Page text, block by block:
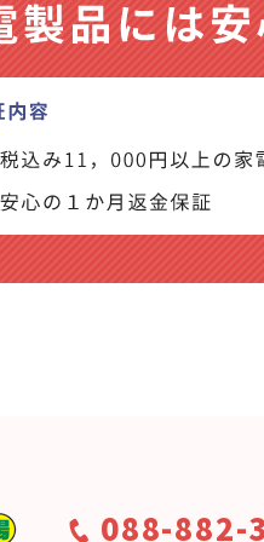
088-882-